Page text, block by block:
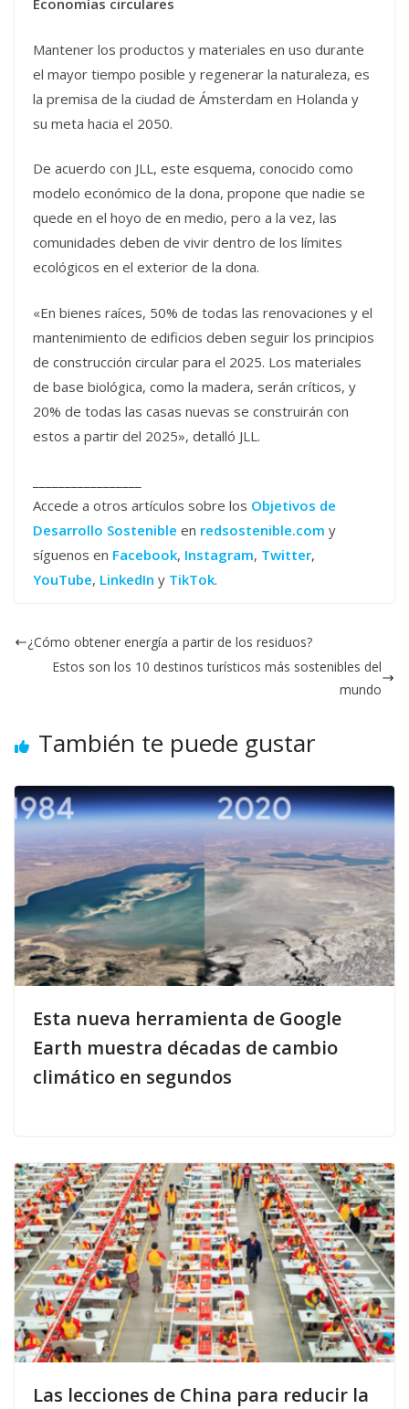
Economías circulares
Mantener los productos y materiales en uso durante
el mayor tiempo posible y regenerar la naturaleza, es
la premisa de la ciudad de Ámsterdam en Holanda y
su meta hacia el 2050.
De acuerdo con JLL, este esquema, conocido como
modelo económico de la dona, propone que nadie se
quede en el hoyo de en medio, pero a la vez, las
comunidades deben de vivir dentro de los límites
ecológicos en el exterior de la dona.
«En bienes raíces, 50% de todas las renovaciones y el
mantenimiento de edificios deben seguir los principios
de construcción circular para el 2025. Los materiales
de base biológica, como la madera, serán críticos, y
20% de todas las casas nuevas se construirán con
estos a partir del 2025», detalló JLL.
Accede a otros artículos sobre los Objetivos de
Desarrollo Sostenible en redsostenible.com y
síguenos en Facebook, Instagram, Twitter,
YouTube, LinkedIn y TikTok.
¿Cómo obtener energía a partir de los residuos?
Estos son los 10 destinos turísticos más sostenibles del
mundo
También te puede gustar
Esta nueva herramienta de Google
Earth muestra décadas de cambio
climático en segundos
Las lecciones de China para reducir la